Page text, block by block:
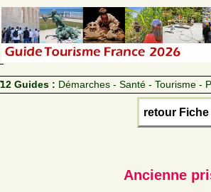
12 Guides : Démarches - Santé - Tourisme -
retour Fiche
Ancienne